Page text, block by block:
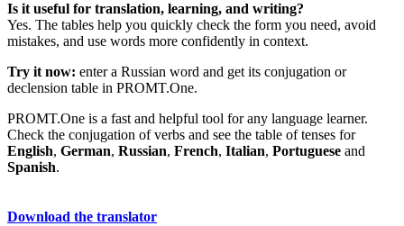
Is it useful for translation, learning, and writing?
Yes. The tables help you quickly check the form you need, avoid
mistakes, and use words more confidently in context.
Try it now: enter a Russian word and get its conjugation or
declension table in PROMT.One.
PROMT.One is a fast and helpful tool for any language learner.
Check the conjugation of verbs and see the table of tenses for
English, German, Russian, French, Italian, Portuguese and
Spanish.
Download the translator